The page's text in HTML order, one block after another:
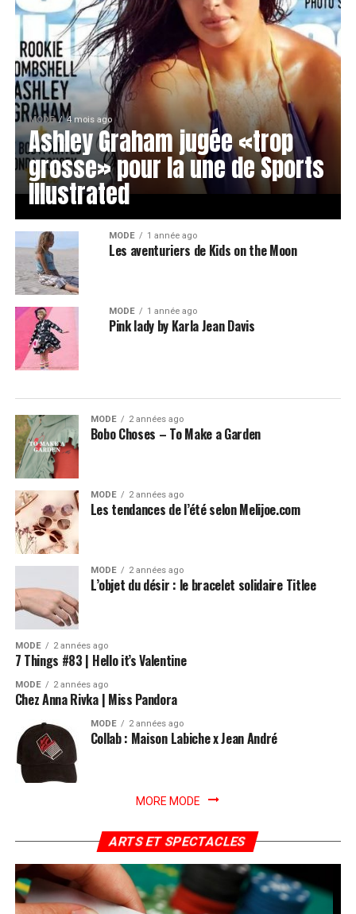
MODE 4 mois ago
Ashley Graham jugée «trop
grosse» pour la une de Sports
Illustrated
MODE 1 année ago
Les aventuriers de Kids on the Moon
MODE 1 année ago
Pink lady by Karla Jean Davis
MODE 2 années ago
Bobo Choses – To Make a Garden
MODE 2 années ago
Les tendances de l’été selon Melijoe.com
MODE 2 années ago
L’objet du désir : le bracelet solidaire Titlee
MODE 2 années ago
7 Things #83 | Hello it’s Valentine
MODE 2 années ago
Chez Anna Rivka | Miss Pandora
MODE 2 années ago
Collab : Maison Labiche x Jean André
MORE MODE
ARTS ET SPECTACLES